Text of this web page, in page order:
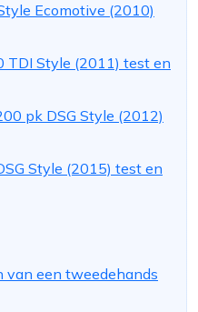
Ecomotive (2010)
TDI Style (2011) test en
pk DSG Style (2012)
Style (2015) test en
van een tweedehands